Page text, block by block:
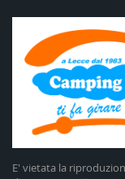
E' vietata la